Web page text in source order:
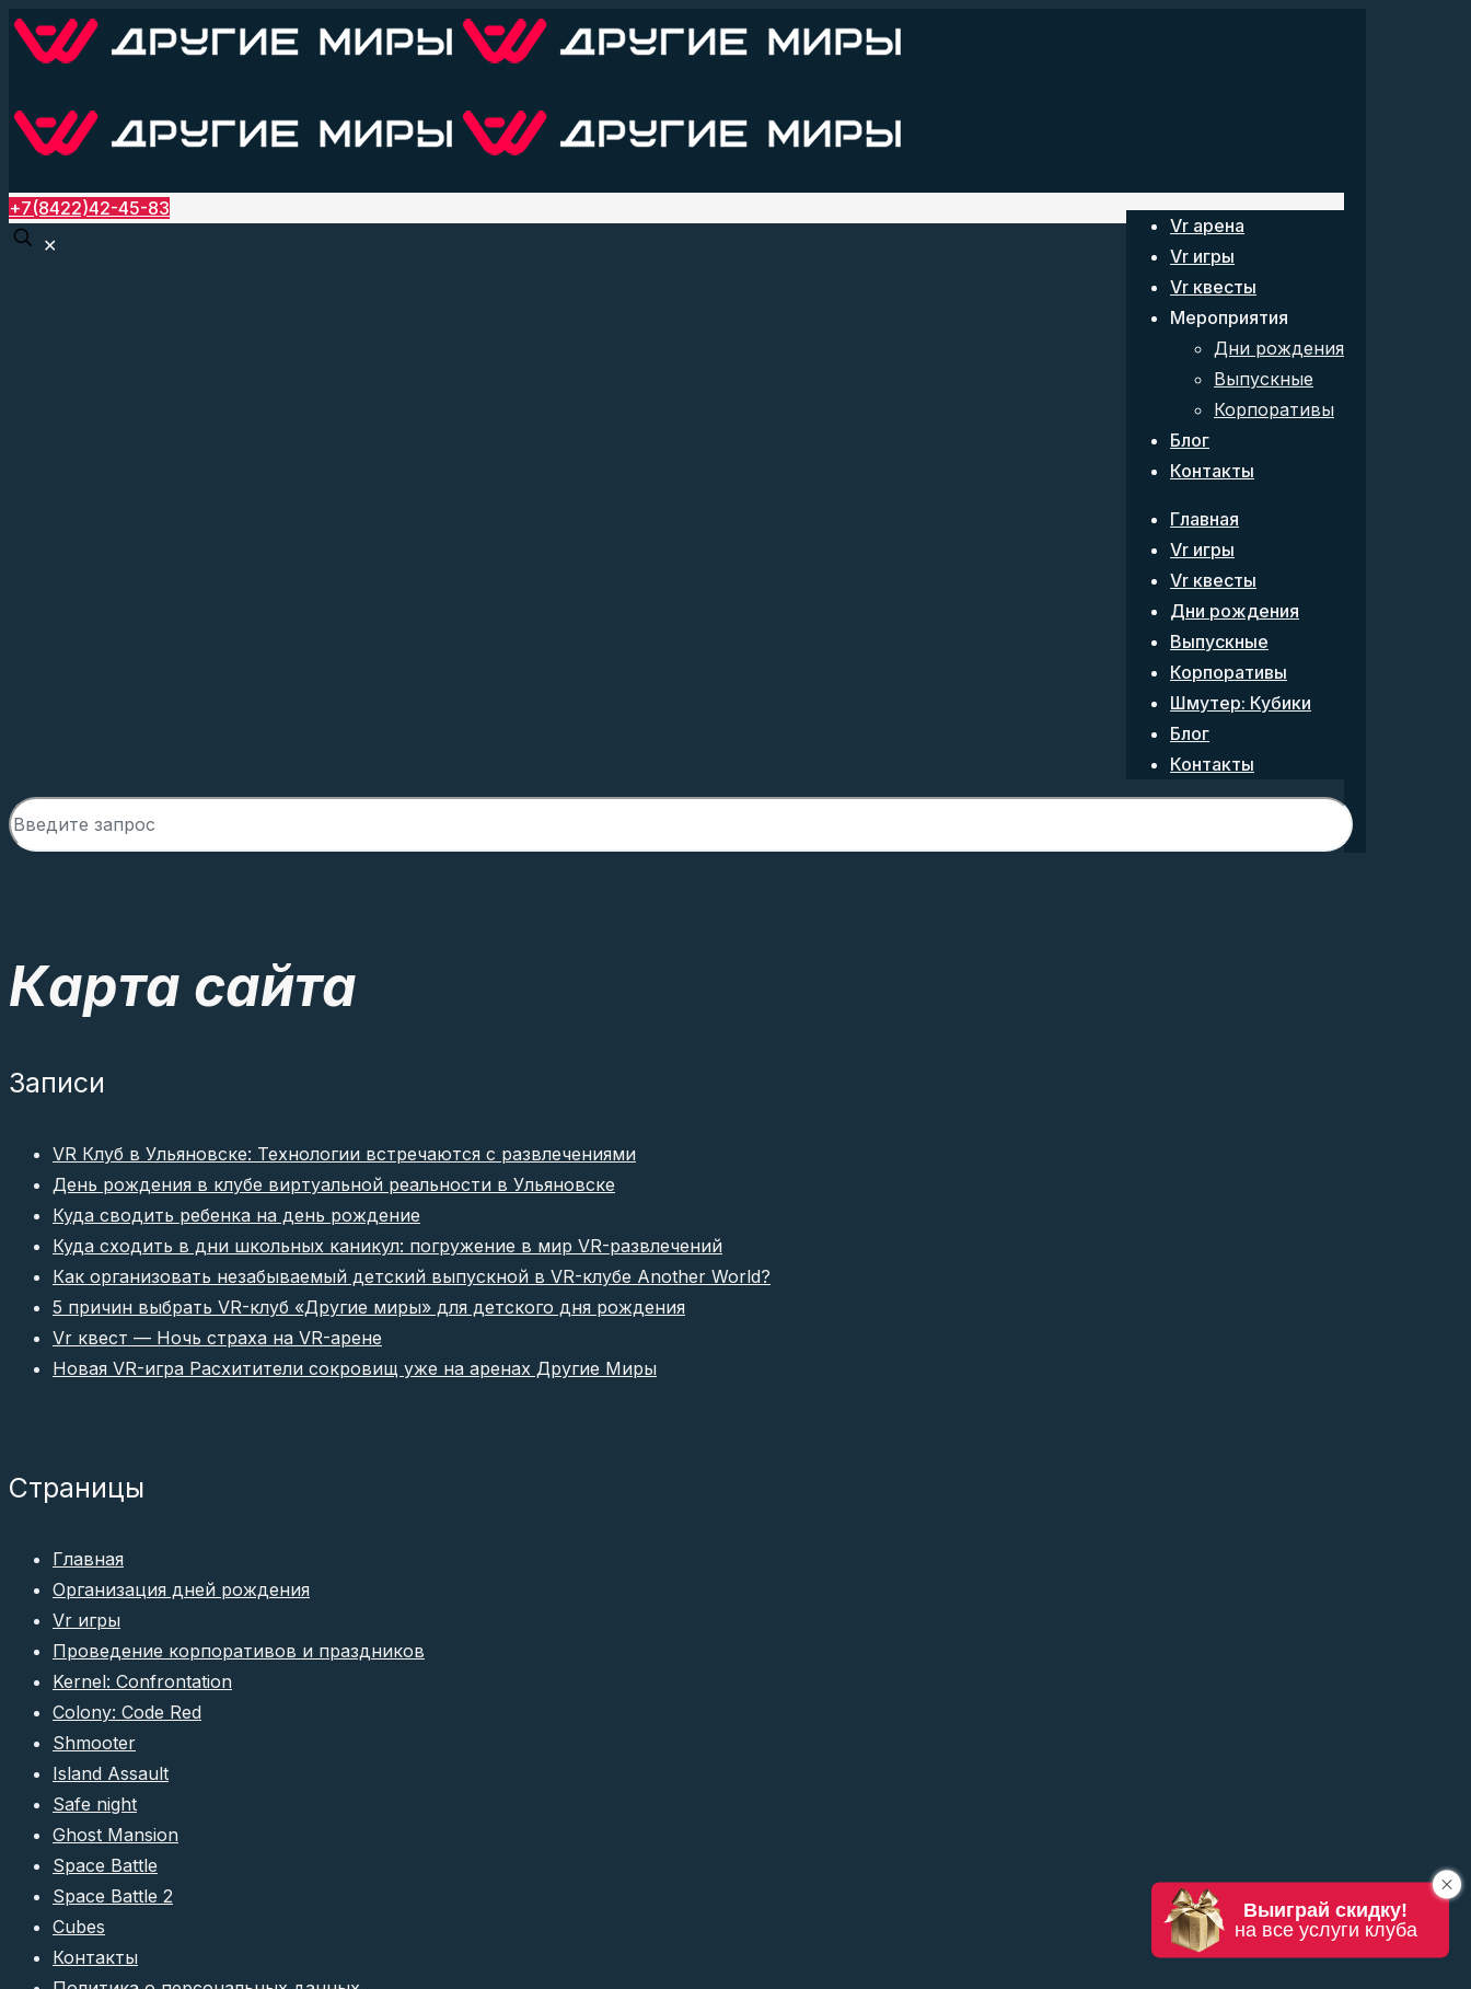
Vr арена
Vr игры
Vr квесты
Мероприятия
Дни рождения
Выпускные
Корпоративы
Блог
Контакты
Главная
Vr игры
Vr квесты
Дни рождения
Выпускные
Корпоративы
Шмутер: Кубики
Блог
Контакты
+7(8422)42-45-83
✕
Карта сайта
Записи
VR Клуб в Ульяновске: Технологии встречаются с развлечениями
День рождения в клубе виртуальной реальности в Ульяновске
Куда сводить ребенка на день рождение
Куда сходить в дни школьных каникул: погружение в мир VR-развлечений
Как организовать незабываемый детский выпускной в VR-клубе Another World?
5 причин выбрать VR-клуб «Другие миры» для детского дня рождения
Vr квест — Ночь страха на VR-арене
Новая VR-игра Расхитители сокровищ уже на аренах Другие Миры
Страницы
Главная
Организация дней рождения
Vr игры
Проведение корпоративов и праздников
Kernel: Confrontation
Colony: Code Red
Shmooter
Island Assault
Safe night
Ghost Mansion
Space Battle
Space Battle 2
Cubes
Контакты